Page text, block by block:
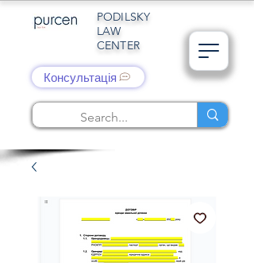
PODILSKY
LAW
CENTER
Консультація